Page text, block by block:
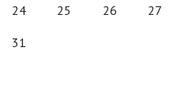
24 25 26 27
31